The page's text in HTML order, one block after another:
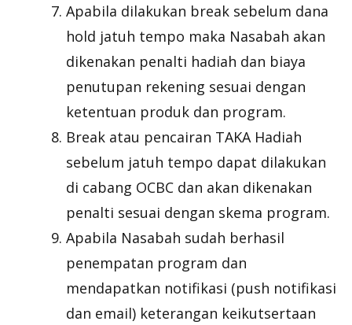
Apabila dilakukan break sebelum dana
hold jatuh tempo maka Nasabah akan
dikenakan penalti hadiah dan biaya
penutupan rekening sesuai dengan
ketentuan produk dan program.
Break atau pencairan TAKA Hadiah
sebelum jatuh tempo dapat dilakukan
di cabang OCBC dan akan dikenakan
penalti sesuai dengan skema program.
Apabila Nasabah sudah berhasil
penempatan program dan
mendapatkan notifikasi (push notifikasi
dan email) keterangan keikutsertaan